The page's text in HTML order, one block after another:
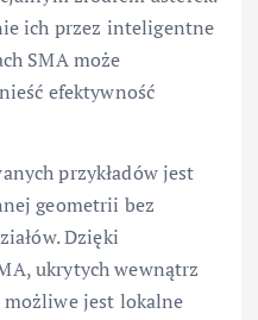
ich przez inteligentne
SMA może
efektywność
przykładów jest
geometrii bez
Dzięki
ukrytych wewnątrz
jest lokalne